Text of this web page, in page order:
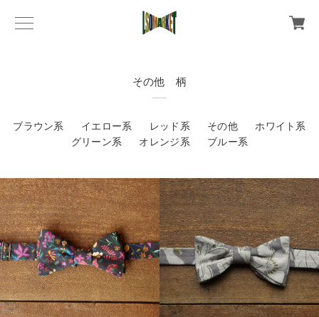
その他 柄
ブラウン系 イエロー系 レッド系 その他
ホワイト系
グリーン系
オレンジ系 ブルー系